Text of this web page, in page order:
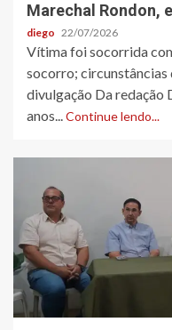
Marechal Rondon,
diego 22/07/2026
Vítima foi socorrida
socorro; circunstâncias
divulgação Da redação
anos...Continue lendo...